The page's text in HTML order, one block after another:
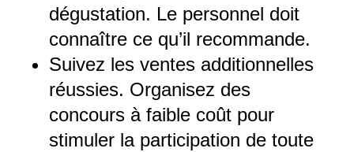
dégustation. Le personnel doit
connaître ce qu’il recommande.
Suivez les ventes additionnelles
réussies. Organisez des
concours à faible coût pour
stimuler la participation de toute